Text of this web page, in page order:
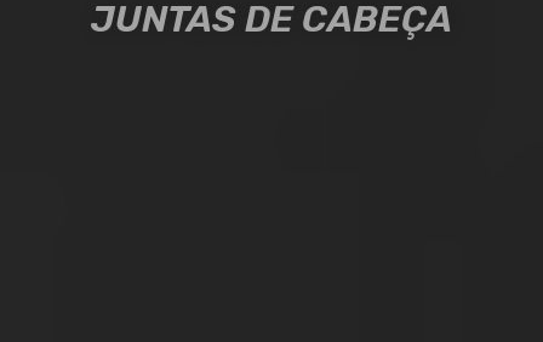
JUNTAS DE CABEÇA
JUNTAS DE CABEÇA